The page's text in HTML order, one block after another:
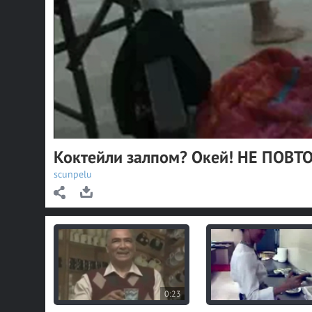
Коктейли залпом? Окей! НЕ
scunpelu
0:23